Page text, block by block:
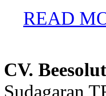
READ
CV.
Sudagaran